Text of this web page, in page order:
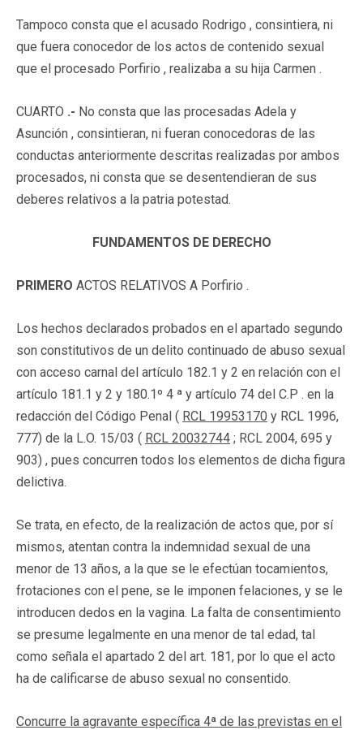
Tampoco consta que el acusado Rodrigo , consintiera, ni
que fuera conocedor de los actos de contenido sexual
que el procesado Porfirio , realizaba a su hija Carmen .
CUARTO .- No consta que las procesadas Adela y
Asunción , consintieran, ni fueran conocedoras de las
conductas anteriormente descritas realizadas por ambos
procesados, ni consta que se desentendieran de sus
deberes relativos a la patria potestad.
FUNDAMENTOS DE DERECHO
PRIMERO ACTOS RELATIVOS A Porfirio .
Los hechos declarados probados en el apartado segundo
son constitutivos de un delito continuado de abuso sexual
con acceso carnal del artículo 182.1 y 2 en relación con el
artículo 181.1 y 2 y 180.1º 4 ª y artículo 74 del C.P . en la
redacción del Código Penal ( RCL 19953170 y RCL 1996,
777) de la L.O. 15/03 ( RCL 20032744 ; RCL 2004, 695 y
903) , pues concurren todos los elementos de dicha figura
delictiva.
Se trata, en efecto, de la realización de actos que, por sí
mismos, atentan contra la indemnidad sexual de una
menor de 13 años, a la que se le efectúan tocamientos,
frotaciones con el pene, se le imponen felaciones, y se le
introducen dedos en la vagina. La falta de consentimiento
se presume legalmente en una menor de tal edad, tal
como señala el apartado 2 del art. 181, por lo que el acto
ha de calificarse de abuso sexual no consentido.
Concurre la agravante específica 4ª de las previstas en el